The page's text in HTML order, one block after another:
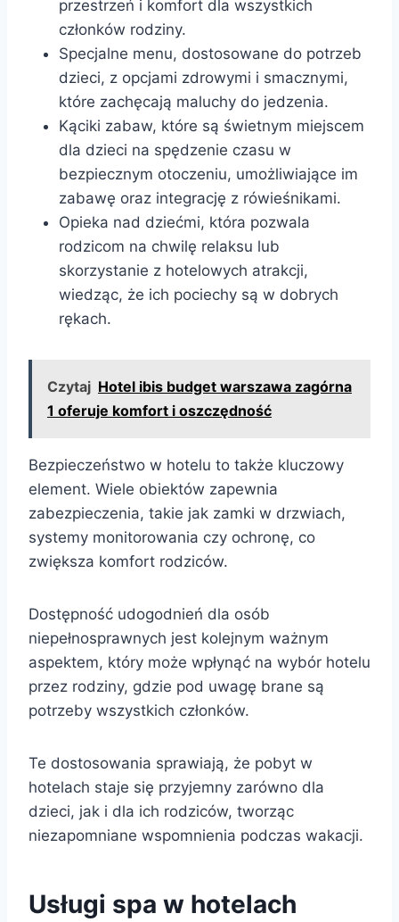
przestrzeń i komfort dla wszystkich
członków rodziny.
Specjalne menu, dostosowane do potrzeb
dzieci, z opcjami zdrowymi i smacznymi,
które zachęcają maluchy do jedzenia.
Kąciki zabaw, które są świetnym miejscem
dla dzieci na spędzenie czasu w
bezpiecznym otoczeniu, umożliwiające im
zabawę oraz integrację z rówieśnikami.
Opieka nad dziećmi, która pozwala
rodzicom na chwilę relaksu lub
skorzystanie z hotelowych atrakcji,
wiedząc, że ich pociechy są w dobrych
rękach.
Czytaj Hotel ibis budget warszawa zagórna
1 oferuje komfort i oszczędność
Bezpieczeństwo w hotelu to także kluczowy
element. Wiele obiektów zapewnia
zabezpieczenia, takie jak zamki w drzwiach,
systemy monitorowania czy ochronę, co
zwiększa komfort rodziców.
Dostępność udogodnień dla osób
niepełnosprawnych jest kolejnym ważnym
aspektem, który może wpłynąć na wybór hotelu
przez rodziny, gdzie pod uwagę brane są
potrzeby wszystkich członków.
Te dostosowania sprawiają, że pobyt w
hotelach staje się przyjemny zarówno dla
dzieci, jak i dla ich rodziców, tworząc
niezapomniane wspomnienia podczas wakacji.
Usługi spa w hotelach